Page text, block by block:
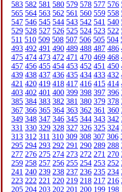
583 582 581 580 579 578 577 576
565 564 563 562 561 560 559 558
547 546 545 544 543 542 541 540
529 528 527 526 525 524 523 522
511 510 509 508 507 506 505 504
493 492 491 490 489 488 487 486
475 474 473 472 471 470 469 468
457 456 455 454 453 452 451 450
439 438 437 436 435 434 433 432
421 420 419 418 417 416 415 414
403 402 401 400 399 398 397 396
385 384 383 382 381 380 379 378
367 366 365 364 363 362 361 360
349 348 347 346 345 344 343 342
331 330 329 328 327 326 325 324
313 312 311 310 309 308 307 306
295 294 293 292 291 290 289 288
277 276 275 274 273 272 271 270
259 258 257 256 255 254 253 252
241 240 239 238 237 236 235 234
223 222 221 220 219 218 217 216
205 204 203 202 201 200 199 198